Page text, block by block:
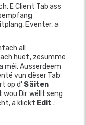
E Client Tab ass
Eventer, a
all
huet, zesumme
méi. Ausserdeem
vun dëser Tab
op d' Säiten
Dir wëllt seng
a klickt Edit .